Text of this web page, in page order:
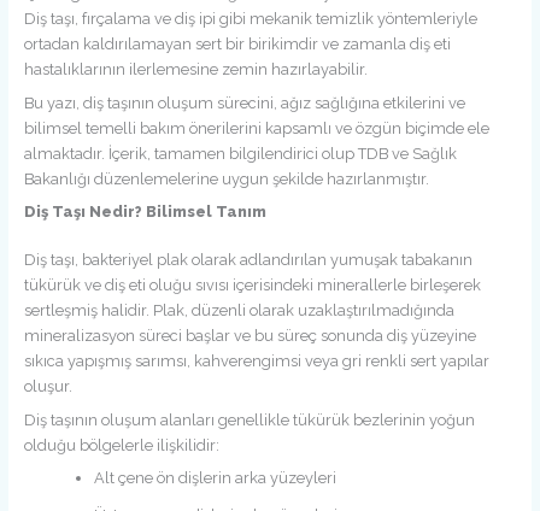
Diş taşı, fırçalama ve diş ipi gibi mekanik temizlik yöntemleriyle
ortadan kaldırılamayan sert bir birikimdir ve zamanla diş eti
hastalıklarının ilerlemesine zemin hazırlayabilir.
Bu yazı, diş taşının oluşum sürecini, ağız sağlığına etkilerini ve
bilimsel temelli bakım önerilerini kapsamlı ve özgün biçimde ele
almaktadır. İçerik, tamamen bilgilendirici olup TDB ve Sağlık
Bakanlığı düzenlemelerine uygun şekilde hazırlanmıştır.
Diş Taşı Nedir? Bilimsel Tanım
Diş taşı, bakteriyel plak olarak adlandırılan yumuşak tabakanın
tükürük ve diş eti oluğu sıvısı içerisindeki minerallerle birleşerek
sertleşmiş halidir. Plak, düzenli olarak uzaklaştırılmadığında
mineralizasyon süreci başlar ve bu süreç sonunda diş yüzeyine
sıkıca yapışmış sarımsı, kahverengimsi veya gri renkli sert yapılar
oluşur.
Diş taşının oluşum alanları genellikle tükürük bezlerinin yoğun
olduğu bölgelerle ilişkilidir:
Alt çene ön dişlerin arka yüzeyleri